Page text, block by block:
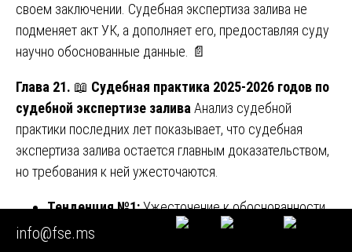
своем заключении. Судебная экспертиза залива не
подменяет акт УК, а дополняет его, предоставляя суду
научно обоснованные данные. 📄
Глава 21. 📖 Судебная практика 2025-2026 годов по
судебной экспертизе заливаАнализ судебной
практики последних лет показывает, что судебная
экспертиза залива остается главным доказательством,
но требования к ней ужесточаются.
Тенденция №1:Ужесточение к обоснованности
смет. Судьи требуют детальной расшифровки
info@fse.ms